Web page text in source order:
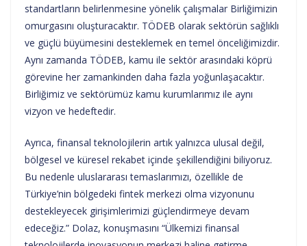
standartların belirlenmesine yönelik çalışmalar Birliğimizin
omurgasını oluşturacaktır. TÖDEB olarak sektörün sağlıklı
ve güçlü büyümesini desteklemek en temel önceliğimizdir.
Aynı zamanda TÖDEB, kamu ile sektör arasındaki köprü
görevine her zamankinden daha fazla yoğunlaşacaktır.
Birliğimiz ve sektörümüz kamu kurumlarımız ile aynı
vizyon ve hedeftedir.
Ayrıca, finansal teknolojilerin artık yalnızca ulusal değil,
bölgesel ve küresel rekabet içinde şekillendiğini biliyoruz.
Bu nedenle uluslararası temaslarımızı, özellikle de
Türkiye’nin bölgedeki fintek merkezi olma vizyonunu
destekleyecek girişimlerimizi güçlendirmeye devam
edeceğiz.” Dolaz, konuşmasını “Ülkemizi finansal